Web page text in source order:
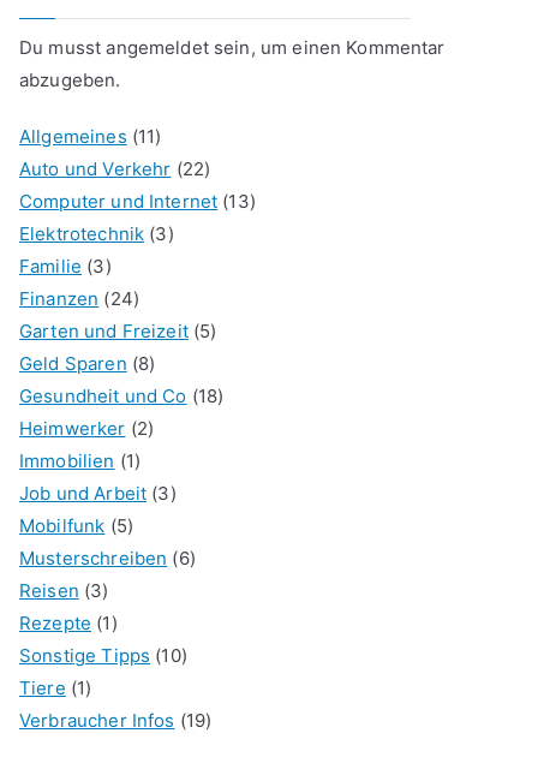
Du musstangemeldetsein, um einen Kommentar
abzugeben.
Allgemeines (11)
Auto und Verkehr (22)
Computer und Internet (13)
Elektrotechnik (3)
Familie (3)
Finanzen (24)
Garten und Freizeit(5)
Geld Sparen (8)
Gesundheit und Co (18)
Heimwerker (2)
Immobilien (1)
Job und Arbeit (3)
Mobilfunk (5)
Musterschreiben (6)
Reisen (3)
Rezepte (1)
Sonstige Tipps (10)
Tiere (1)
Verbraucher Infos (19)